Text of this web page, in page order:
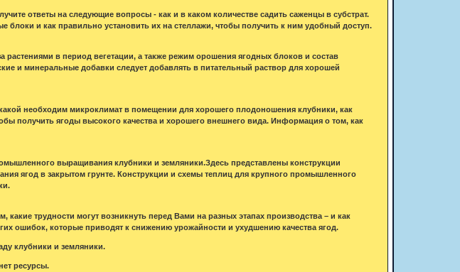
ответы на следующие вопросы - как и в каком количестве садить саженцы в субстрат.
и как правильно установить их на стеллажи, чтобы получить к ним удобный доступ.
растениями в период вегетации, а также режим орошения ягодных блоков и состав
и минеральные добавки следует добавлять в питательный раствор для хорошей
необходим микроклимат в помещении для хорошего плодоношения клубники, как
получить ягоды высокого качества и хорошего внешнего вида. Информация о том, как
выращивания клубники и земляники.Здесь представлены конструкции
ягод в закрытом грунте. Конструкции и схемы теплиц для крупного промышленного
трудности могут возникнуть перед Вами на разных этапах производства – и как
ошибок, которые приводят к снижению урожайности и ухудшению качества ягод.
клубники и земляники.
ресурсы.